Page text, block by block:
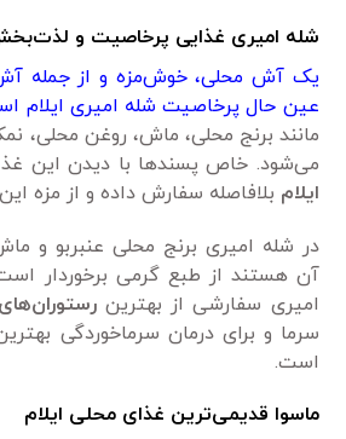
شله امیری غذایی پرخاصیت و
یک آش محلی، خوش‌مزه و از جمله
عین حال پر‌خاصیت شله امیری ایلام
مانند برنج محلی، ماش، روغن محلی،
می‌شود. خاص پسند‌ها با دیدن این
ایلام بلافاصله سفارش داده و از مزه
در شله امیری برنج محلی عنبربو و
آن هستند از طبع گرمی برخوردار
امیری سفارشی از بهترینرستوران‌های
سرما و برای درمان سرماخوردگی
است.
ماسوا قدیمی‌ترین غذای محلی ایلام